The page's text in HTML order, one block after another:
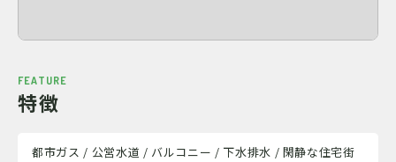
FEATURE
特徴
都市ガス / 公営水道 / バルコニー / 下水排水 / 閑静な住宅街